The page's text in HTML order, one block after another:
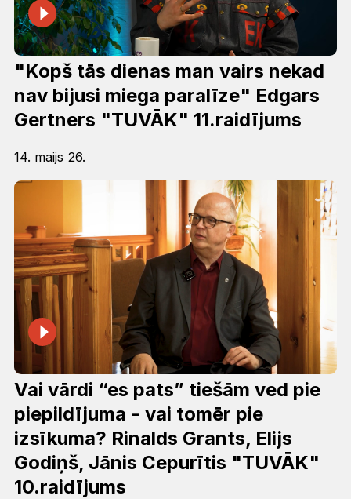
"Kopš tās dienas man vairs nekad
nav bijusi miega paralīze" Edgars
Gertners "TUVĀK" 11.raidījums
14. maijs 26.
Vai vārdi “es pats” tiešām ved pie
piepildījuma - vai tomēr pie
izsīkuma? Rinalds Grants, Elijs
Godiņš, Jānis Cepurītis "TUVĀK"
10.raidījums